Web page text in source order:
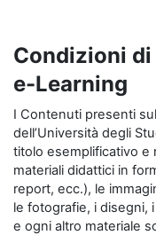
Condizioni
e-Learning
I Contenuti presenti
dell’Università degli
titolo esemplificativo e
materiali didattici in
report, ecc.), le
le fotografie, i disegni,
e ogni altro materiale